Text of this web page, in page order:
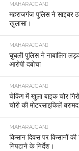
MAHARAJGANJ
महराजगंज पुलिस ने साइबर
खुलासा।
MAHARAJGANJ
घुघली पुलिस ने नाबालिग
आरोपी दबोचा
MAHARAJGANJ
चेकिंग में खुला बाइक चोर
चोरी की मोटरसाइकिलें बरामद
MAHARAJGANJ
किसान दिवस पर किसानों
निपटाने के निर्देश।